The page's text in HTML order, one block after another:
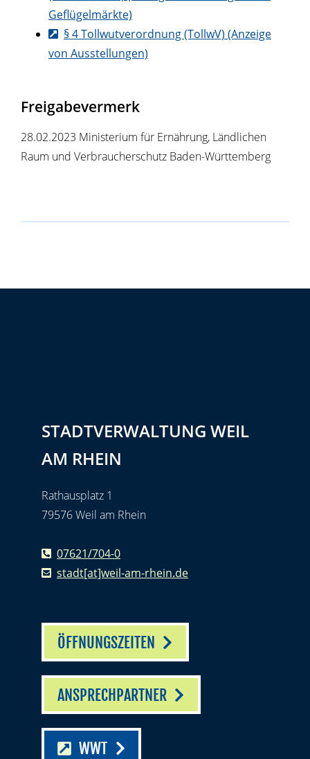
Geflügelmärkte)
§ 4 Tollwutverordnung (TollwV) (Anzeige
von Ausstellungen)
Freigabevermerk
28.02.2023 Ministerium für Ernährung, Ländlichen
Raum und Verbraucherschutz Baden-Württemberg
STADTVERWALTUNG WEIL
AM RHEIN
Rathausplatz 1
79576 Weil am Rhein
07621/704-0
stadt[at]weil-am-rhein.de
ÖFFNUNGSZEITEN
ANSPRECHPARTNER
WWT